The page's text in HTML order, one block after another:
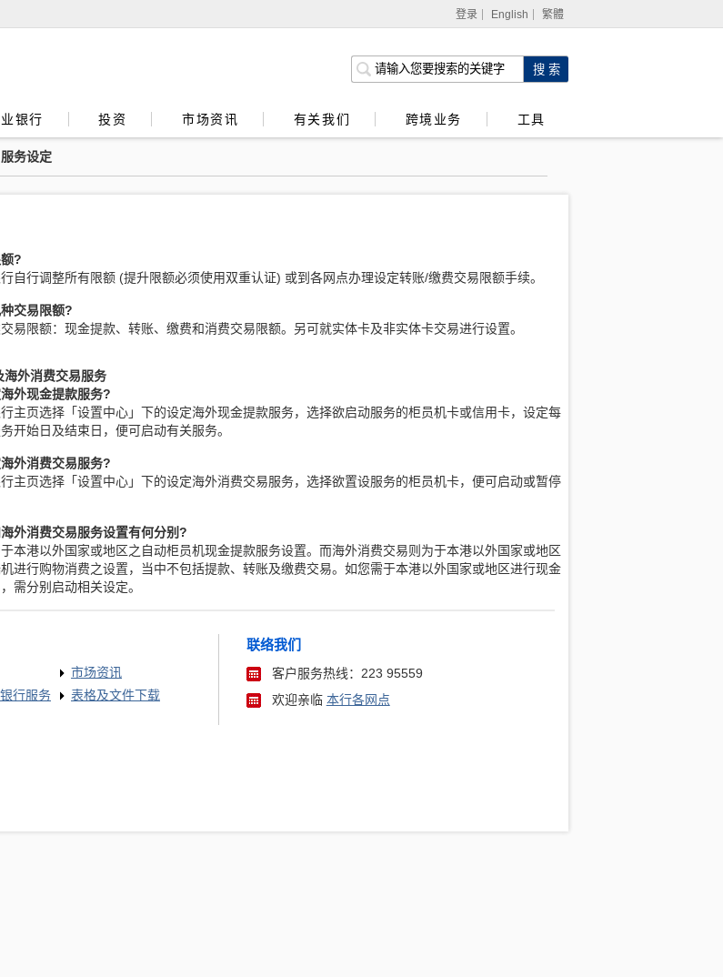
登录 English 繁體
强积金服务
银行 投资 市场资讯 有关我们 跨境业务 工具
服务设定
?
自行调整所有限额 (提升限额必须使用双重认证) 或到各网点办理设定转账/缴费交易限额手续。
交易限额?
易限额：现金提款、转账、缴费和消费交易限额。另可就实体卡及非实体卡交易进行设置。
海外消费交易服务
外现金提款服务?
主页选择「设置中心」下的设定海外现金提款服务，选择欲启动服务的柜员机卡或信用卡，设定每
开始日及结束日，便可启动有关服务。
外消费交易服务?
主页选择「设置中心」下的设定海外消费交易服务，选择欲置设服务的柜员机卡，便可启动或暂停
外消费交易服务设置有何分别?
本港以外国家或地区之自动柜员机现金提款服务设置。而海外消费交易则为于本港以外国家或地区
进行购物消费之设置，当中不包括提款、转账及缴费交易。如您需于本港以外国家或地区进行现金
需分别启动相关设定。
市场资讯
行服务
表格及文件下载
联络我们
客户服务热线：223 95559
欢迎亲临 本行各网点